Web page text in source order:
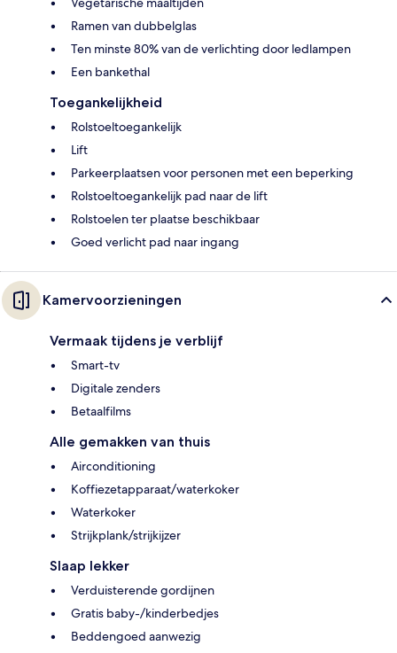
Ramen van dubbelglas
Ten minste 80% van de verlichting door ledlampen
Een bankethal
Toegankelijkheid
Rolstoeltoegankelijk
Lift
Parkeerplaatsen voor personen met een beperking
Rolstoeltoegankelijk pad naar de lift
Rolstoelen ter plaatse beschikbaar
Goed verlicht pad naar ingang
Kamervoorzieningen
Vermaak tijdens je verblijf
Smart-tv
Digitale zenders
Betaalfilms
Alle gemakken van thuis
Airconditioning
Koffiezetapparaat/waterkoker
Waterkoker
Strijkplank/strijkijzer
Slaap lekker
Verduisterende gordijnen
Gratis baby-/kinderbedjes
Beddengoed aanwezig